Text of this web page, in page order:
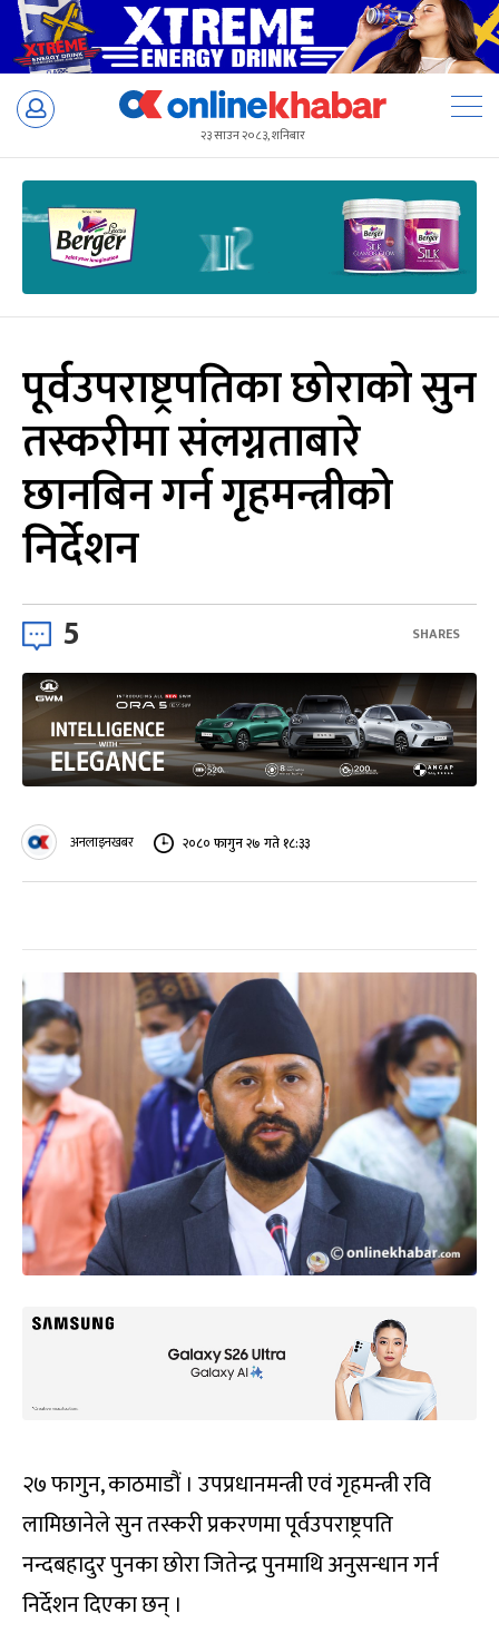
Skip
२३ साउन २०८३, शनिबार
पूर्वउपराष्ट्रपतिका छोराको सुन
तस्करीमा संलग्नताबारे
छानबिन गर्न गृहमन्त्रीको
निर्देशन
5 SHARES
अनलाइनखबर २०८० फागुन २७ गते १८:३३
२७ फागुन, काठमाडौं । उपप्रधानमन्त्री एवं गृहमन्त्री रवि
लामिछानेले सुन तस्करी प्रकरणमा पूर्वउपराष्ट्रपति
नन्दबहादुर पुनका छोरा जितेन्द्र पुनमाथि अनुसन्धान गर्न
निर्देशन दिएका छन् ।